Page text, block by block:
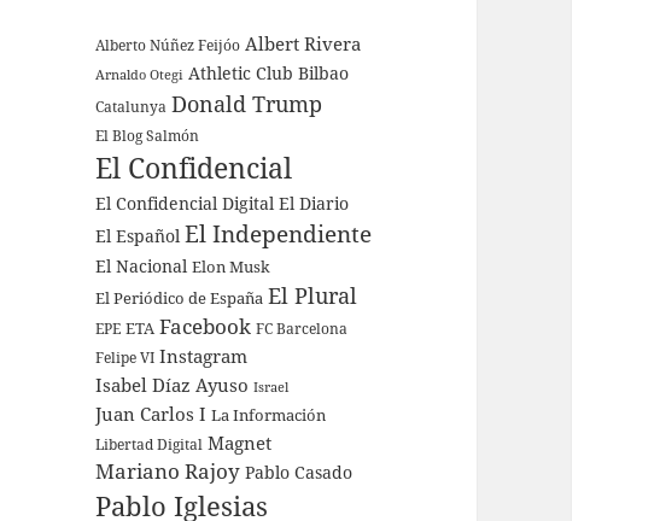
Alberto Núñez Feijóo Albert Rivera
Arnaldo Otegi Athletic Club Bilbao
Catalunya Donald Trump
El Blog Salmón
El Confidencial
El Confidencial Digital El Diario
El Español El Independiente
El Nacional Elon Musk
El Periódico de España El Plural
EPE ETA Facebook FC Barcelona
Felipe VI Instagram
Isabel Díaz Ayuso Israel
Juan Carlos I La Información
Libertad Digital Magnet
Mariano Rajoy Pablo Casado
Pablo Iglesias